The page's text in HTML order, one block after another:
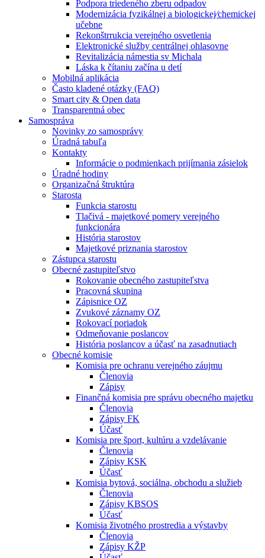
Podpora triedeného zberu odpadov
Modernizácia fyzikálnej a biologickej⁄chemickej
učebne
Rekonštrrukcia verejného osvetlenia
Elektronické služby centrálnej ohlasovne
Revitalizácia námestia sv Michala
Láska k čítaniu začína u detí
Mobilná aplikácia
Často kladené otázky (FAQ)
Smart city & Open data
Transparentná obec
Samospráva
Novinky zo samosprávy
Úradná tabuľa
Kontakty
Informácie o podmienkach prijímania zásielok
Úradné hodiny
Organizačná štruktúra
Starosta
Funkcia starostu
Tlačivá - majetkové pomery verejného
funkcionára
História starostov
Majetkové priznania starostov
Zástupca starostu
Obecné zastupiteľstvo
Rokovanie obecného zastupiteľstva
Pracovná skupina
Zápisnice OZ
Zvukové záznamy OZ
Rokovací poriadok
Odmeňovanie poslancov
História poslancov a účasť na zasadnutiach
Obecné komisie
Komisia pre ochranu verejného záujmu
Členovia
Zápisy
Finančná komisia pre správu obecného majetku
Členovia
Zápisy FK
Účasť
Komisia pre šport, kultúru a vzdelávanie
Členovia
Zápisy KSK
Účasť
Komisia bytová, sociálna, obchodu a služieb
Členovia
Zápisy KBSOS
Účasť
Komisia životného prostredia a výstavby
Členovia
Zápisy KŽP